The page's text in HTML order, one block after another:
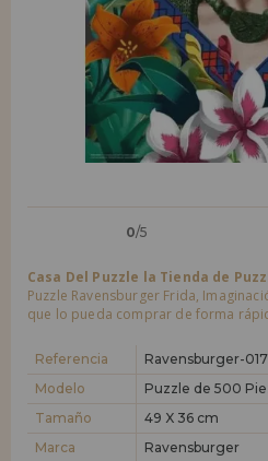
LIQUIDACIONES
INFORMACIÓN
955 333 133
Quiero registrarme como
nuevo cliente
Al crear una cuenta en
rápidamente en nuestra tienda
y consultar tus operaciones anteriores.
¡Adelante! Te estábamos esperando.
nuevo
¿Eres Profesional o Empresa?.
condiciones de ventas con
0/5
Casa Del Puzzle la Tienda de
Puzzle Ravensburger Frida,
que lo pueda comprar de forma
Referencia
Ravensburger-
Modelo
Puzzle de 500
Tamaño
49 X 36 cm
Marca
Ravensburger